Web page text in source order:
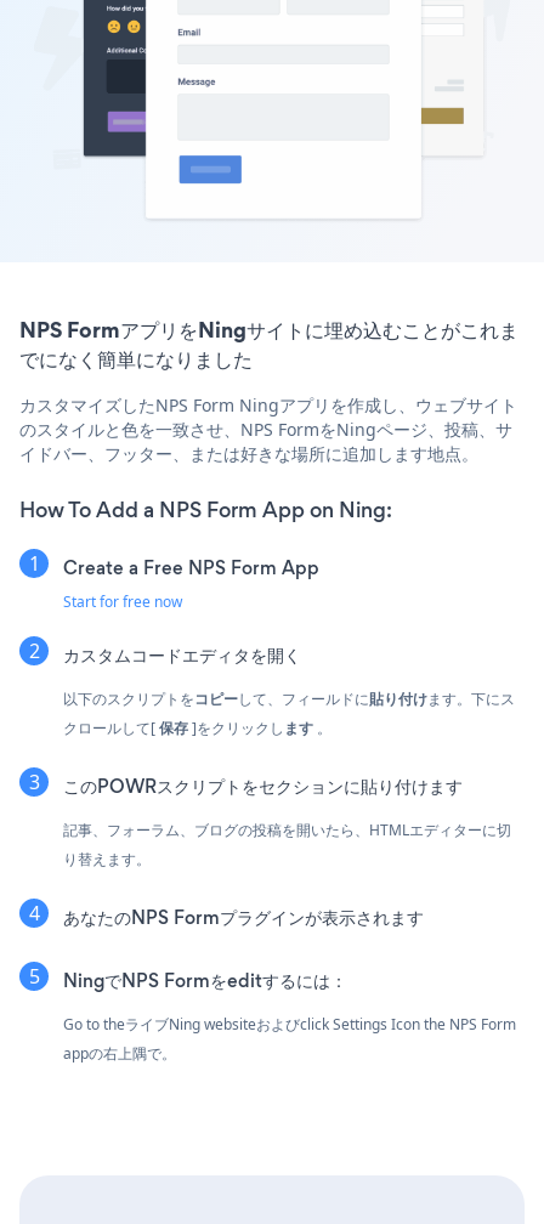
NPS FormアプリをNingサイトに埋め込むことがこれま
でになく簡単になりました
カスタマイズしたNPS Form Ningアプリを作成し、ウェブサイト
のスタイルと色を一致させ、NPS FormをNingページ、投稿、サ
イドバー、フッター、または好きな場所に追加します地点。
How To Add a NPS Form App on Ning:
Create a Free NPS Form App
Start for free now
カスタムコードエディタを開く
以下のスクリプトをコピーして、フィールドに貼り付けます。下にス
クロールして[保存]をクリックし ます 。
このPOWRスクリプトをセクションに貼り付けます
記事、フォーラム、ブログの投稿を開いたら、HTMLエディターに切
り替えます。
あなたのNPS Formプラグインが表示されます
NingでNPS Formをeditするには：
Go to theライブNing websiteおよびclick Settings Iconthe NPS Form
appの右上隅で。